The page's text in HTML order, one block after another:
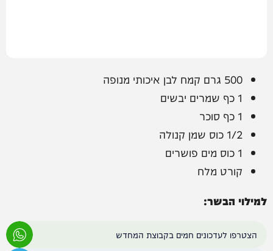
500 גרם קמח לבן איכותי מנופה
1 כף שמרים יבשים
1 כף סוכר
1/2 כוס שמן קנולה
1 כוס מים פושרים
קורט מלח
למילוי הבשר:
הצטרפו לעדכונים חמים בקבוצת המחדש